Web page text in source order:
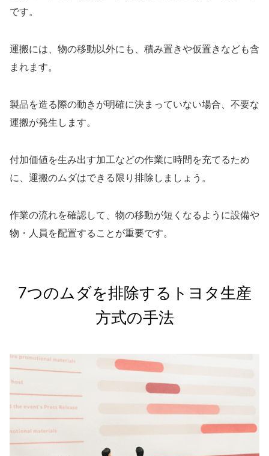
です。
運搬には、物の移動以外にも、積み置きや仮置きなども含
まれます。
製品を造る際の動きが明確に決まっていない場合、不要な
運搬が発生します。
付加価値を生み出す加工などの作業に時間を充てるため
に、運搬のムダはできる限り排除しましょう。
作業の流れを確認して、物の移動が短くなるように設備や
物・人員を配置することが重要です。
7つのムダを排除するトヨタ生産
方式の手法